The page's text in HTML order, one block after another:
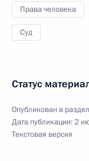
Права человека
Суд
Статус
Опубликован в
Дата публикации:2
Текстовая версия